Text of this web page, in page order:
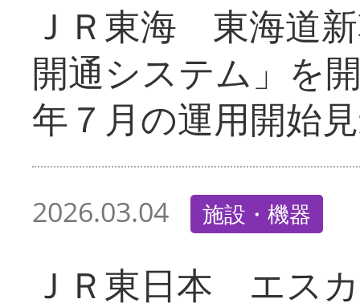
ＪＲ東海 東海道
開通システム」を
年７月の運用開始
2026.03.04 施設・機器
ＪＲ東日本 エス